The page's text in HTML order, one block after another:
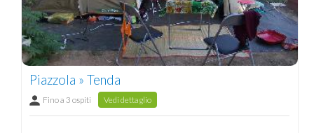
Piazzola » Tenda
Fino a 3 ospiti Vedi dettaglio